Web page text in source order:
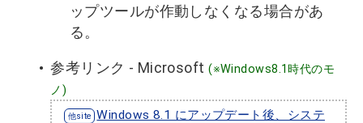
ップツールが作動しなくなる場合があ
る。
参考リンク - Microsoft (※Windows8.1時代のモ
ノ)
Windows 8.1 にアップデート後、システ